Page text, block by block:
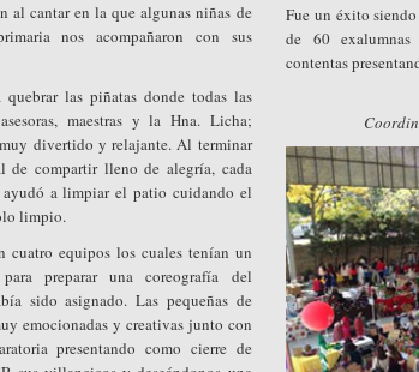
al cantar en la que algunas niñas de
nos acompañaron con sus
quebrar las piñatas donde todas las
maestras y la Hna. Licha;
divertido y relajante. Al terminar
de compartir lleno de alegría, cada
ayudó a limpiar el patio cuidando el
limpio.
cuatro equipos los cuales tenían un
preparar una coreografía del
sido asignado. Las pequeñas de
emocionadas y creativas junto con
presentando como cierre de
Fue un éxito
de 60
contentas